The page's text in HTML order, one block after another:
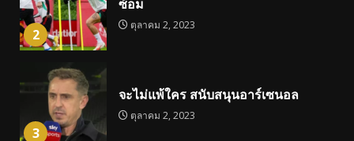
2
ซ้อม
ตุลาคม 2, 2023
3
จะไม่แพ้ใคร สนับสนุนอาร์เซนอล
ตุลาคม 2, 2023